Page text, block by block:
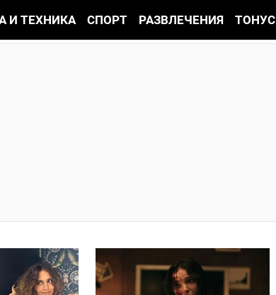
И ТЕХНИКА СПОРТ РАЗВЛЕЧЕНИЯ ТОНУС